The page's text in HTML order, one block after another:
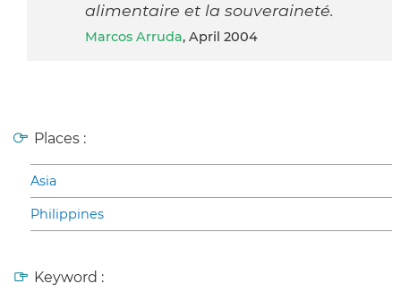
alimentaire et la souveraineté.
Marcos Arruda, April 2004
Places :
Asia
Philippines
Keyword :